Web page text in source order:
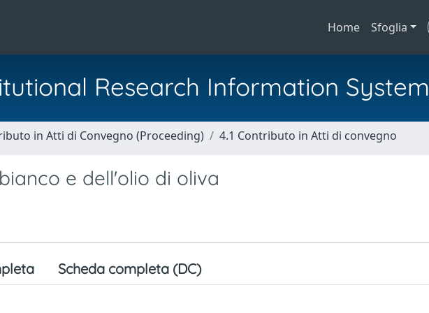
Home Sfoglia
Research Information System
in Atti di Convegno (Proceeding) 4.1 Contributo in Atti di convegno
e dell'olio di oliva
Scheda completa (DC)